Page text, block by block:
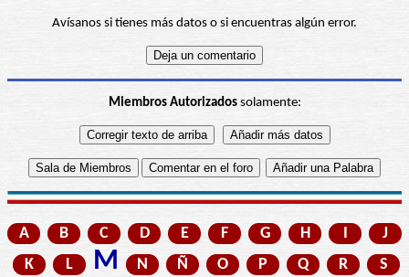
Avísanos si tienes más datos o si encuentras algún error.
Miembros Autorizadossolamente:
A B C D E F G H
J
K
L M N Ñ O P Q R
S